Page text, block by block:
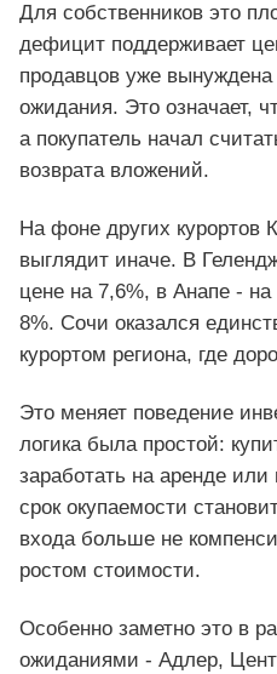
Для собственников это
дефицит поддерживает
продавцов уже вынуждена
ожидания. Это означает,
а покупатель начал
возврата вложений.
На фоне других курортов
выглядит иначе. В
цене на 7,6%, в Анапе -
8%. Сочи оказался
курортом региона, где
Это меняет поведение
логика была простой:
заработать на аренде
срок окупаемости
входа больше не
ростом стоимости.
Особенно заметно это в
ожиданиями - Адлер,